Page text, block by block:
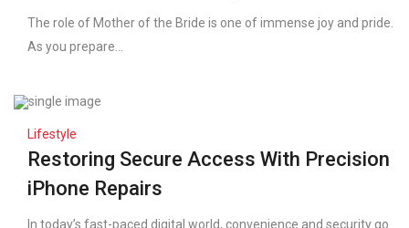
The role of Mother of the Bride is one of immense joy and pride.
As you prepare...
Lifestyle
Restoring Secure Access With Precision
iPhone Repairs
In today’s fast-paced digital world, convenience and security go